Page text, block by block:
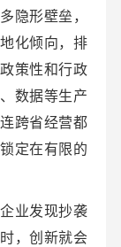
隐形壁垒，
化倾向，排
策性和行政
数据等生产
跨省经营都
定在有限的
业发现抄袭
，创新就会